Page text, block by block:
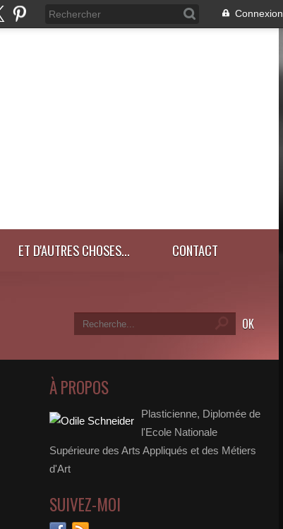
Connexion
ET D'AUTRES CHOSES... CONTACT
À PROPOS
Plasticienne, Diplomée de
l'Ecole Nationale
Supérieure des Arts Appliqués et des Métiers
d'Art
SUIVEZ-MOI